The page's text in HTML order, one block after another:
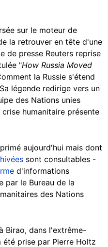
sur le moteur de
la retrouver en tête d'une
de presse Reuters reprise
"How Russia Moved
la Russie s'étend
légende redirige vers un
des Nations unies
humanitaire présente
aujourd'hui mais dont
sont consultables -
d'informations
par le Bureau de la
des Nations
Birao, dans l'extrême-
prise par Pierre Holtz